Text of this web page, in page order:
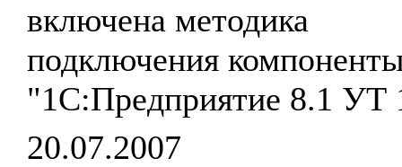
включена методика
подключения
"1С:Предприятие 8.1 УТ
20.07.2007